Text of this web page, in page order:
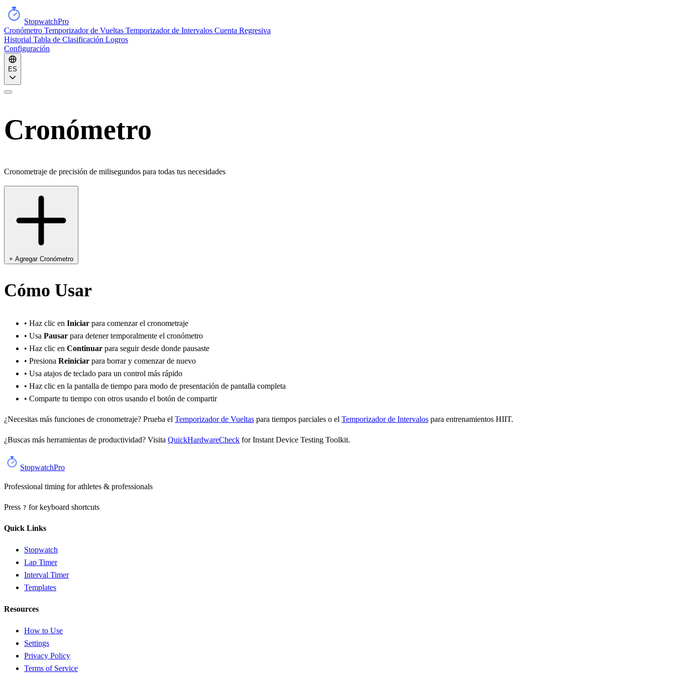
StopwatchPro
Cronómetro Temporizador de Vueltas Temporizador de Intervalos Cuenta Regresiva
Historial Tabla de Clasificación Logros
Configuración
ES
Cronómetro
Cronometraje de precisión de milisegundos para todas tus necesidades
+ Agregar Cronómetro
Cómo Usar
• Haz clic en Iniciar para comenzar el cronometraje
• Usa Pausar para detener temporalmente el cronómetro
• Haz clic en Continuar para seguir desde donde pausaste
• Presiona Reiniciar para borrar y comenzar de nuevo
• Usa atajos de teclado para un control más rápido
• Haz clic en la pantalla de tiempo para modo de presentación de pantalla completa
• Comparte tu tiempo con otros usando el botón de compartir
¿Necesitas más funciones de cronometraje? Prueba el Temporizador de Vueltas para tiempos parciales o el Temporizador de Intervalos para entrenamientos HIIT.
¿Buscas más herramientas de productividad? Visita QuickHardwareCheck for Instant Device Testing Toolkit.
StopwatchPro
Professional timing for athletes & professionals
Press ? for keyboard shortcuts
Quick Links
Stopwatch
Lap Timer
Interval Timer
Templates
Resources
How to Use
Settings
Privacy Policy
Terms of Service